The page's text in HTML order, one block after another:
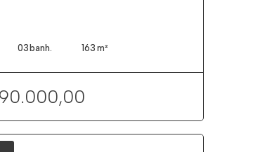
03 banh. 163 m²